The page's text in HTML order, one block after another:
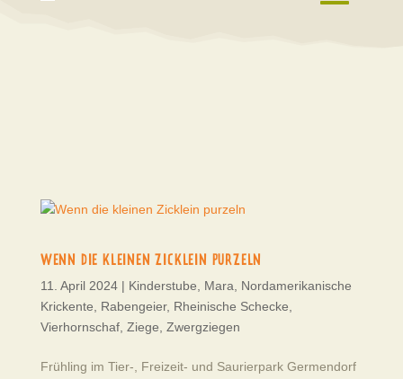
WENN DIE KLEINEN ZICKLEIN PURZELN
11. April 2024| Kinderstube Mara
Nordamerikanische
Krickente
Rabengeier, Rheinische Schecke
Vierhornschaf, Ziege Zwergziegen
Frühling im Tier-, Freizeit- und Saurierpark Germendorf